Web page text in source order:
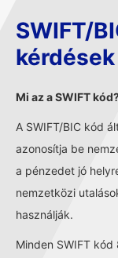
SWIFT/
kérdések
Mi az a SWIFT
A SWIFT/BIC kód
azonosítja be
a pénzedet jó
nemzetközi
használják.
Minden SWIFT